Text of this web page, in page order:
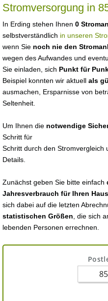
Stromversorgung in
In Erding stehen Ihnen 0
selbstverständlich in unseren
wenn Sie noch nie den
wegen des Aufwandes und
Sie einladen, sich Punkt für
Beispiel konnten wir aktuell als
ausmachen, Ersparnisse von
Seltenheit.
Um Ihnen die notwendige
Schritt für
Schritt durch den Stromvergleich
Details.
Zunächst geben Sie bitte einfach
Jahresverbrauch für Ihren
sich dabei auf die letzten
statistischen Größen , die sich
lebenden Personen errechnen.